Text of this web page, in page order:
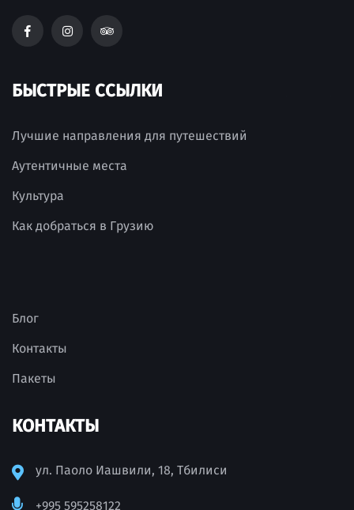
БЫСТРЫЕ ССЫЛКИ
Лучшие направления для путешествий
Аутентичные места
Культура
Как добраться в Грузию
Блог
Контакты
Пакеты
КОНТАКТЫ
ул. Паоло Иашвили, 18, Тбилиси
+995 595258122